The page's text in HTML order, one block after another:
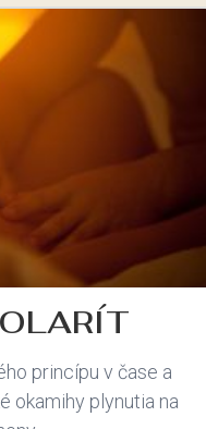
princípu v čase a
okamihy plynutia na